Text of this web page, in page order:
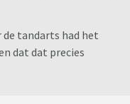
de tandarts had het
dat dat precies